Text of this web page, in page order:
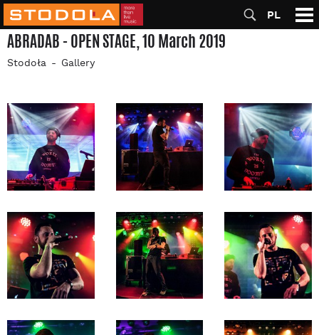
PL
ABRADAB - OPEN STAGE, 10 March 2019
Stodoła Gallery